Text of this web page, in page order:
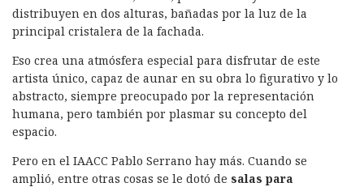
distribuyen en dos alturas, bañadas por la luz de la
principal cristalera de la fachada.
Eso crea una atmósfera especial para disfrutar de este
artista único, capaz de aunar en su obra lo figurativo y lo
abstracto, siempre preocupado por la representación
humana, pero también por plasmar su concepto del
espacio.
Pero en el IAACC Pablo Serrano hay más. Cuando se
amplió, entre otras cosas se le dotó de salas para